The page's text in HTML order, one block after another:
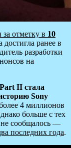
за отметку в 10
ранее в
разработки
на
II стала
Sony
4 миллионов
больше с тех
не сообщалось —
последних года.